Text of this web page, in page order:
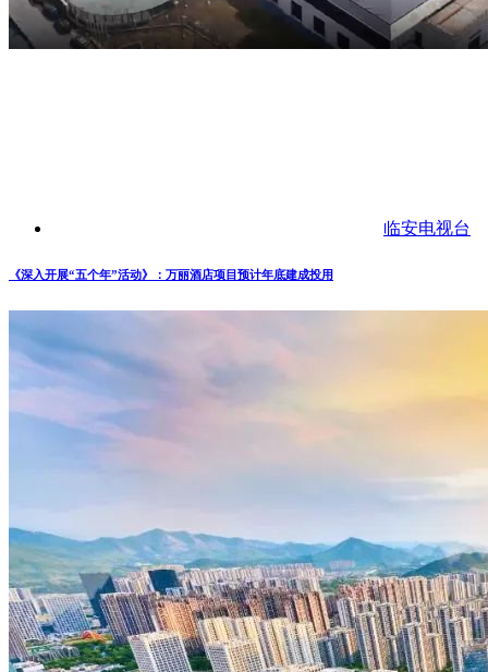
临安电视台
《深入开展“五个年”活动》：万丽酒店项目预计年底建成投用